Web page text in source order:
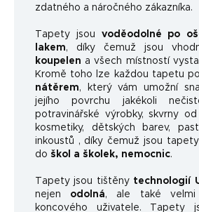
zdatného a náročného zákazníka.
Tapety jsou voděodolné po
lakem, díky čemuž jsou
koupelen a všech místností
Kromě toho lze každou tapetu
nátěrem, který vám umožní
jejího povrchu jakékoli
potravinářské výrobky, skvrny
kosmetiky, dětských barev,
inkoustů , díky čemuž jsou tapety
do škol a školek, nemocnic.
Tapety jsou tištěny technologií
nejen odolná, ale také velmi
koncového uživatele. Tapety